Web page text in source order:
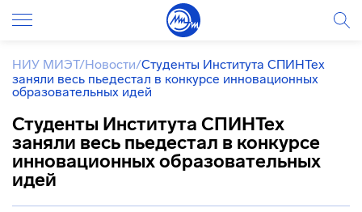
НИУ МИЭТ/Новости/Студенты Института СПИНТех
заняли весь пьедестал в конкурсе инновационных
образовательных идей
Студенты Института СПИНТех
заняли весь пьедестал в конкурсе
инновационных образовательных
идей